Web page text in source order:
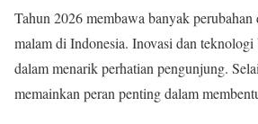
Tahun 2026 membawa banyak
malam di Indonesia. Inovasi dan
dalam menarik perhatian pengunjung.
memainkan peran penting dalam